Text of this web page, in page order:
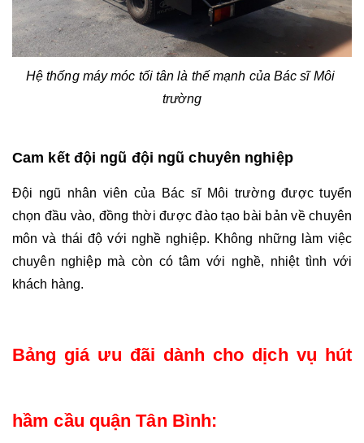
Hệ thống máy móc tối tân là thế mạnh của Bác sĩ Môi
trường
Cam kết đội ngũ đội ngũ chuyên nghiệp
Đội ngũ nhân viên của Bác sĩ Môi trường được tuyển
chọn đầu vào, đồng thời được đào tạo bài bản về chuyên
môn và thái độ với nghề nghiệp. Không những làm việc
chuyên nghiệp mà còn có tâm với nghề, nhiệt tình với
khách hàng.
Bảng giá ưu đãi dành cho dịch vụ hút
hầm cầu quận Tân Bình: